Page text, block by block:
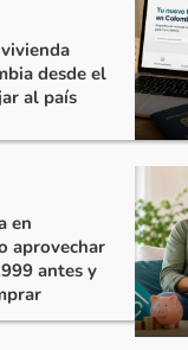
desde el
al país
en
aprovechar
antes y